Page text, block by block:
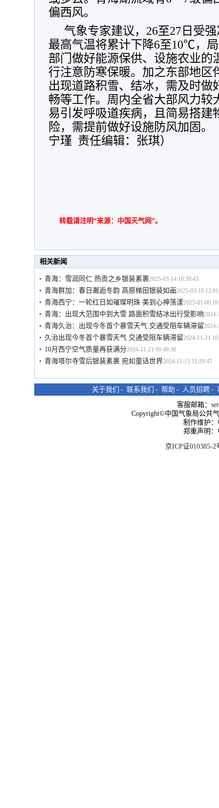
偏西风。
气象专家建议，26至27日受
最高气温将累计下降6至10℃，
部门做好能源保供、设施农业的
行注意防寒保暖。加之东部地区
出现道路积雪、结冰，需及时做
畅等工作。周内全省大部风力较
易引发呼吸道疾病，且简易搭建
险，需提前做好设施防风加固。
宁瑾 责任编辑：张琪）
转载请注明“来源：中国天气网”。
相关新闻
青海：雪润同仁 热贡之乡银装素裹2025-03-14 10:39:43
青海群加：春日邂逅冬韵 高原梯田银装如画2025-03-10
青海西宁：一轮红日如璀璨明珠 美到心神荡漾2025-01-06
青海：出现大范围中到大雪 路面积雪结冰出行受影响2024-
青海久治：出现今冬首个暴雪天气 交通受阻车辆滞留2024-
久治出现今冬首个暴雪天气 交通受阻车辆滞留2024-11-21
10月西宁空气质量再获满分2024-11-21 09:49:30
青海塔尔寺雪后银装素裹 宛如童话世界2024-11-13 11:29:47
关于我们 - 联系我们 - 帮助 - 人员招聘 -
客服邮箱：
Copyright©中国气象局公共
制作维护
郑重声明
京ICP证010385-2